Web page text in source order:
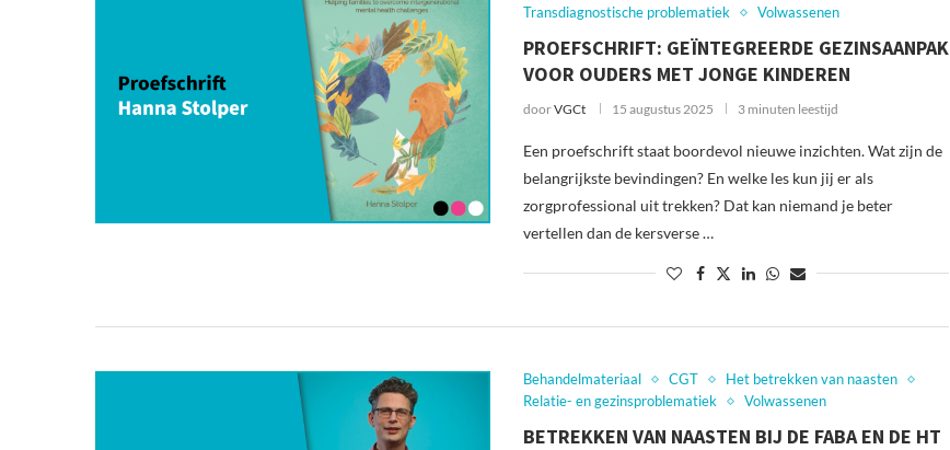
Transdiagnostische problematiek
Volwassenen
PROEFSCHRIFT: GEÏNTEGREERDE GEZINSAANPAK
VOOR OUDERS MET JONGE KINDEREN
doorVGCt 15 augustus 2025 3 minuten leestijd
Een proefschrift staat boordevol nieuwe inzichten. Wat zijn de
belangrijkste bevindingen? En welke les kun jij er als
zorgprofessional uit trekken? Dat kan niemand je beter
vertellen dan de kersverse …
Behandelmateriaal CGT
Het betrekken van naasten
Relatie- en gezinsproblematiek
Volwassenen
BETREKKEN VAN NAASTEN BIJ DE FABA EN DE HT